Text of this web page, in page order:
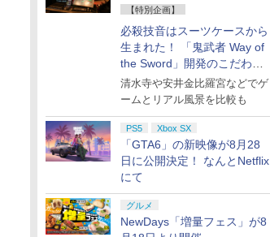
【特別企画】
必殺技音はスーツケースから
生まれた！ 「鬼武者 Way of
the Sword」開発のこだわり
を目撃！
清水寺や安井金比羅宮などでゲ
ームとリアル風景を比較も
PS5 Xbox SX
「GTA6」の新映像が8月28
日に公開決定！ なんとNetflix
にて
グルメ
NewDays「増量フェス」が8